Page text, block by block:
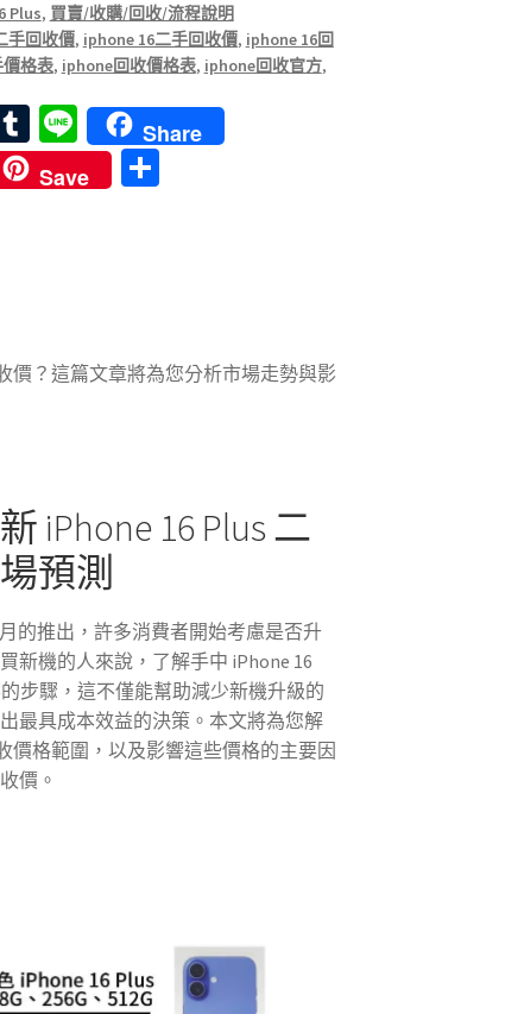
Plus, 買賣/收購/回收/流程說明
手回收價, iphone 16二手回收價, iphone 16回
格表, iphone回收價格表, iphone回收官方,
T
u
m
Li
n
e
Share
Save
分
價？這篇文章將為您分析市場走勢與影
iPhone 16 Plus 二
預測
月的推出，許多消費者開始考慮是否升
新機的人來說，了解手中 iPhone 16
步驟，這不僅能幫助減少新機升級的
最具成本效益的決策。本文將為您解
價格範圍，以及影響這些價格的主要因
價。